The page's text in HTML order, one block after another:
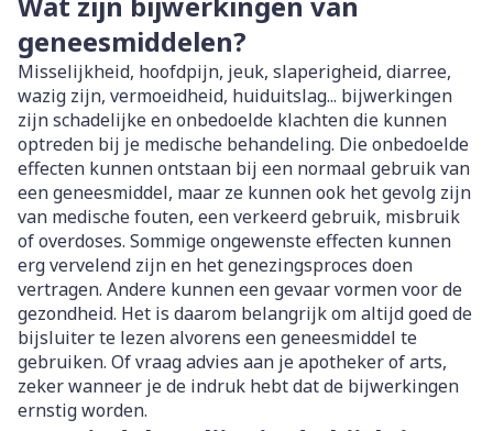
geneesmiddelen?
Misselijkheid, hoofdpijn, jeuk, slaperigheid, diarree,
wazig zijn, vermoeidheid, huiduitslag... bijwerkingen
zijn schadelijke en onbedoelde klachten die kunnen
optreden bij je medische behandeling. Die onbedoelde
effecten kunnen ontstaan bij een normaal gebruik van
een geneesmiddel, maar ze kunnen ook het gevolg zijn
van medische fouten, een verkeerd gebruik, misbruik
of overdoses. Sommige ongewenste effecten kunnen
erg vervelend zijn en het genezingsproces doen
vertragen. Andere kunnen een gevaar vormen voor de
gezondheid. Het is daarom belangrijk om altijd goed de
bijsluiter te lezen alvorens een geneesmiddel te
gebruiken. Of vraag advies aan je apotheker of arts,
zeker wanneer je de indruk hebt dat de bijwerkingen
ernstig worden.